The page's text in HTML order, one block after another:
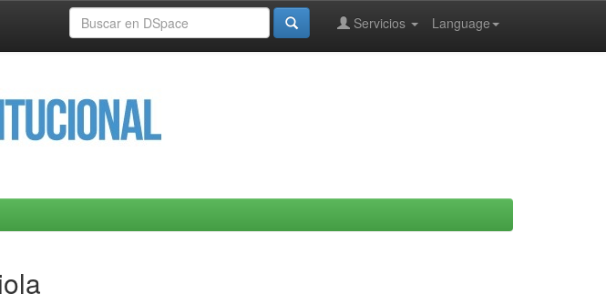
Language
Servicios